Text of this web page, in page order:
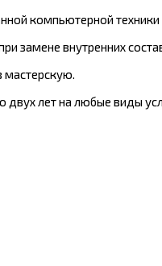
компьютерной техники
замене внутренних
мастерскую.
двух лет на любые виды